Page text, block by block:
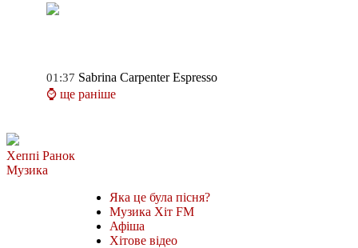
01:37 Sabrina Carpenter Espresso
⌚ ще раніше
Хеппі Ранок
Музика
Яка це була пісня?
Музика Хіт FM
Афіша
Хітове відео